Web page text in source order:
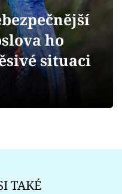
ho
situaci
TAKÉ